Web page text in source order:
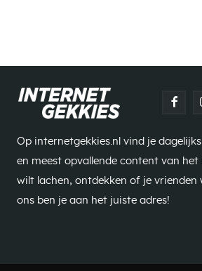
Op internetgekkies.nl vind je
en meest opvallende content van
wilt lachen, ontdekken of je vrienden
ons ben je aan het juiste adres!